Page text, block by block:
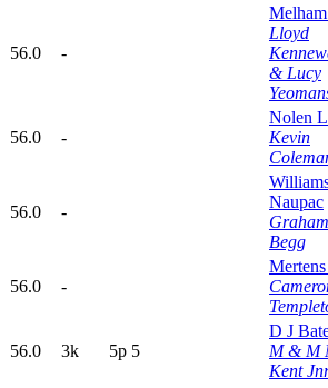
56.0 -
Lloyd
& Lucy
56.0 -
Nolen
Kevin
56.0 -
Naupac
Begg
56.0 -
Mertens
56.0 3k 5p 5
D J
M & M
Kent